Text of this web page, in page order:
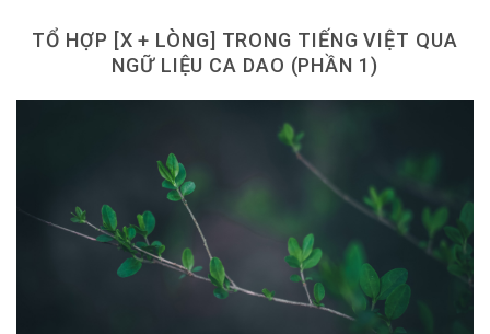
TỔ HỢP [X + LÒNG] TRONG TIẾNG VIỆT QUA
NGỮ LIỆU CA DAO (PHẦN 1)